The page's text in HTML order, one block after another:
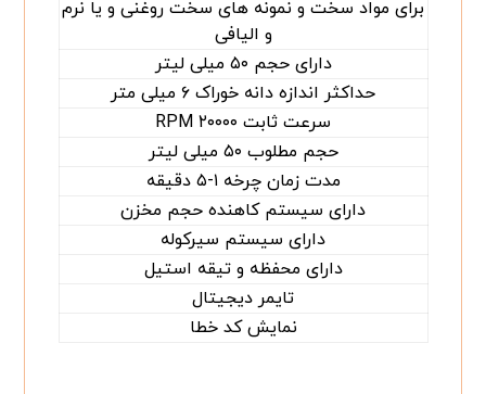
برای مواد سخت و نمونه های سخت روغنی و یا نرم
و الیافی
دارای حجم ۵۰ میلی لیتر
حداکثر اندازه دانه خوراک ۶ میلی متر
سرعت ثابت ۲۰۰۰۰ RPM
حجم مطلوب ۵۰ میلی لیتر
مدت زمان چرخه ۱-۵ دقیقه
دارای سیستم کاهنده حجم مخزن
دارای سیستم سیرکوله
دارای محفظه و تیقه استیل
تایمر دیجیتال
نمایش کد خطا